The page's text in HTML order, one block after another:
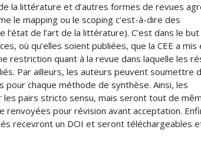
la littérature et d’autres formes de revues
le mapping ou le scoping c’est-à-dire des
de l’art de la littérature). C’est dans le but
où qu’elles soient publiées, que la CEE a mis
restriction quant à la revue dans laquelle les
Par ailleurs, les auteurs peuvent soumettre
pour chaque méthode de synthèse. Ainsi, les
les pairs stricto sensu, mais seront tout de
pour révision avant acceptation.
recevront un DOI et seront téléchargeables